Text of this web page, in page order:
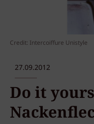
Credit: Intercoiffure Unistyle
27.09.2012
Do it